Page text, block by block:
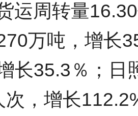
运周转量
万吨，增长
长35.3％；日
次，增长